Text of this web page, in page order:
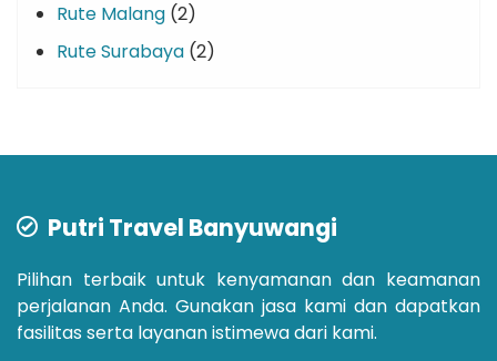
Rute Malang (2)
Rute Surabaya (2)
Putri Travel Banyuwangi
Pilihan terbaik untuk kenyamanan dan keamanan
perjalanan Anda. Gunakan jasa kami dan dapatkan
fasilitas serta layanan istimewa dari kami.